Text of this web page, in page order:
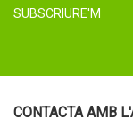
SUBSCRIURE'M
CONTACTA AMB